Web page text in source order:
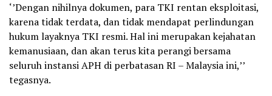
‘’Dengan nihilnya dokumen, para TKI rentan eksploitasi,
karena tidak terdata, dan tidak mendapat perlindungan
hukum layaknya TKI resmi. Hal ini merupakan kejahatan
kemanusiaan, dan akan terus kita perangi bersama
seluruh instansi APH di perbatasan RI – Malaysia ini,’’
tegasnya.